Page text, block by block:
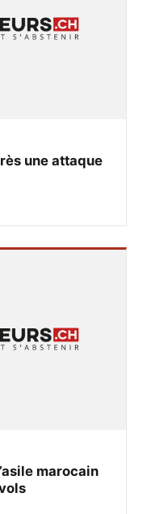
une attaque
marocain